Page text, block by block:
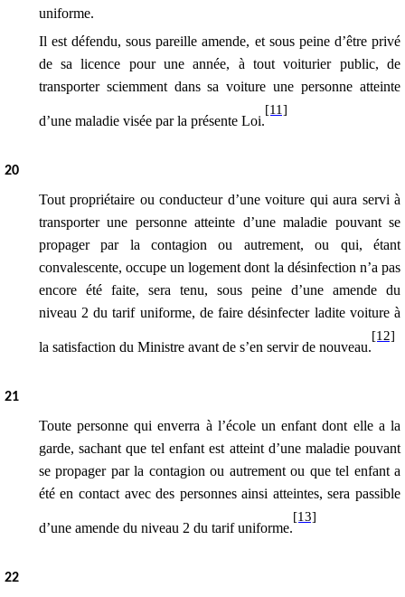
uniforme.
Il est défendu, sous pareille amende, et sous peine d’être privé
de sa licence pour une année, à tout voiturier public, de
transporter sciemment dans sa voiture une personne atteinte
d’une maladie visée par la présente Loi.
[11]
20
Tout propriétaire ou conducteur d’une voiture qui aura servi à
transporter une personne atteinte d’une maladie pouvant se
propager par la contagion ou autrement, ou qui, étant
convalescente, occupe un logement dont la désinfection n’a pas
encore été faite, sera tenu, sous peine d’une amende du
niveau 2 du tarif uniforme, de faire désinfecter ladite voiture à
la satisfaction du Ministre avant de s’en servir de nouveau.
[12]
21
Toute personne qui enverra à l’école un enfant dont elle a la
garde, sachant que tel enfant est atteint d’une maladie pouvant
se propager par la contagion ou autrement ou que tel enfant a
été en contact avec des personnes ainsi atteintes, sera passible
d’une amende du niveau 2 du tarif uniforme.
[13]
22